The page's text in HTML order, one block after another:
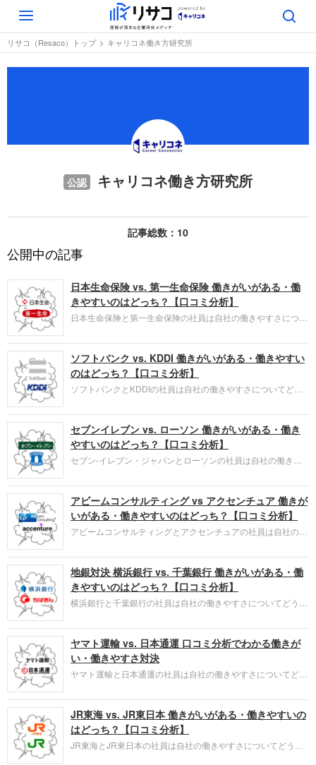
Toggle
navigation
リサコ（Resaco）トップ キャリコネ働き方研究所
公認 キャリコネ働き方研究所
記事総数：10
公開中の記事
日本生命保険 vs. 第一生命保険 働きがいがある・働
きやすいのはどっち？【口コミ分析】
日本生命保険と第一生命保険の社員は自社の働きやすさについ
違いは？ 口コミ投稿者の主観による点数付けと、投稿された
口コミから読み取れる本質的な満足度の分析を通じて企業を評
価します。
ソフトバンク vs. KDDI 働きがいがある・働きやすい
のはどっち？【口コミ分析】
ソフトバンクとKDDIの社員は自社の働きやすさについてどう
どの項目で違いは？ 口コミ投稿者の主観による点数付けと、
投稿された口コミから読み取れる本質的な満足度の分析を通じ
て企業を評価します。
セブンイレブン vs. ローソン 働きがいがある・働き
やすいのはどっち？【口コミ分析】
セブン-イレブン・ジャパンとローソンの社員は自社の働きや
る企業との比較でどの項目で違いは？ 口コミ投稿者の主観に
よる点数付けと、投稿された口コミから読み取れる本質的な満
足度の分析を通じて企業を評価します。
アビームコンサルティング vs アクセンチュア 働きが
いがある・働きやすいのはどっち？【口コミ分析】
アビームコンサルティングとアクセンチュアの社員は自社の働
にある企業との違いは？ 口コミ投稿者の主観による点数付け
と、投稿された口コミから読み取れる本質的な満足度の分析を
通じて企業を評価します。
地銀対決 横浜銀行 vs. 千葉銀行 働きがいがある・働
きやすいのはどっち？【口コミ分析】
横浜銀行と千葉銀行の社員は自社の働きやすさについてどう感
口コミ投稿者の主観による点数付けと、投稿された口コミから
読み取れる本質的な満足度の分析を通じて企業を評価します。
ヤマト運輸 vs. 日本通運 口コミ分析でわかる働きが
い・働きやすさ対決
ヤマト運輸と日本通運の社員は自社の働きやすさについてどう
は？ 口コミ投稿者の主観による点数付けと、投稿された口コ
ミから読み取れる本質的な満足度の分析を通じて企業を評価し
ます。
JR東海 vs. JR東日本 働きがいがある・働きやすいの
はどっち？【口コミ分析】
JR東海とJR東日本の社員は自社の働きやすさについてどう感